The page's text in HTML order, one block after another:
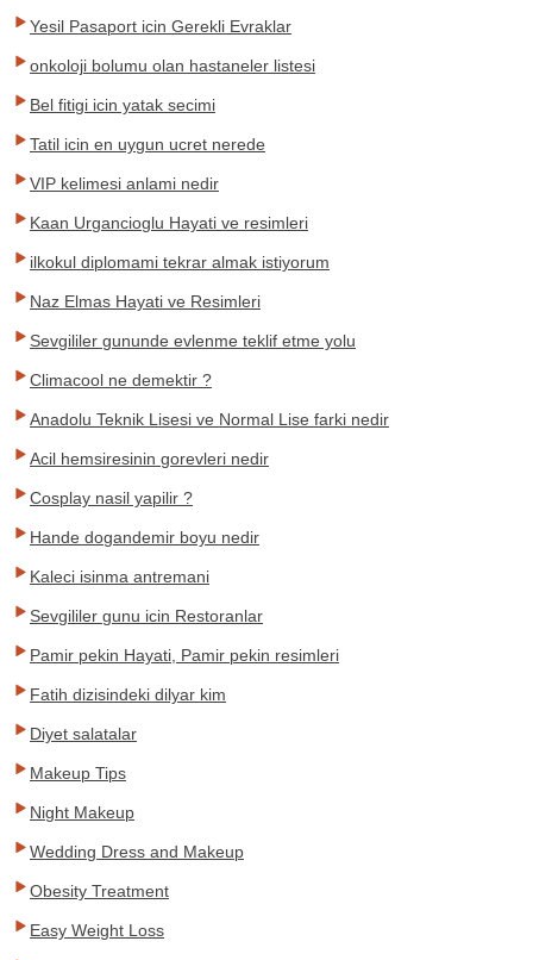
Yesil Pasaport icin Gerekli Evraklar
onkoloji bolumu olan hastaneler listesi
Bel fitigi icin yatak secimi
Tatil icin en uygun ucret nerede
VIP kelimesi anlami nedir
Kaan Urgancioglu Hayati ve resimleri
ilkokul diplomami tekrar almak istiyorum
Naz Elmas Hayati ve Resimleri
Sevgililer gununde evlenme teklif etme yolu
Climacool ne demektir ?
Anadolu Teknik Lisesi ve Normal Lise farki nedir
Acil hemsiresinin gorevleri nedir
Cosplay nasil yapilir ?
Hande dogandemir boyu nedir
Kaleci isinma antremani
Sevgililer gunu icin Restoranlar
Pamir pekin Hayati, Pamir pekin resimleri
Fatih dizisindeki dilyar kim
Diyet salatalar
Makeup Tips
Night Makeup
Wedding Dress and Makeup
Obesity Treatment
Easy Weight Loss